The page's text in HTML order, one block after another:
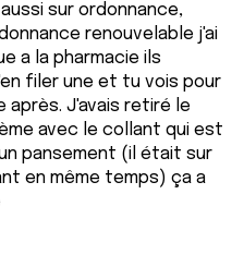
sur ordonnance,
renouvelable j'ai
a la pharmacie ils
filer une et tu vois pour
après. J'avais retiré le
avec le collant qui est
pansement (il était sur
en même temps) ça a